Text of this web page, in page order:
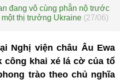
đang vô cùng phẫn nộ trước
thị trưởng Ukraine (27/06)
Nghị viện châu Âu Ewa
công khai xé lá cờ của tổ
trào theo chủ nghĩa